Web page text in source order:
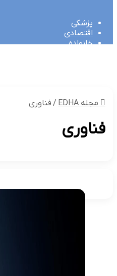
پزشکی
اقتصادی
خانواده
مجله EDHA / فناوری
فناوری